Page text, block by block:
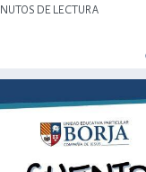
DE LECTURA